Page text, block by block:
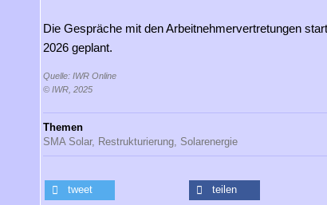
Die Gespräche mit den Arbeitnehmervertretungen
2026 geplant.
Quelle: IWR Online
© IWR, 2025
Themen
SMA Solar, Restrukturierung, Solarenergie
tweet teilen